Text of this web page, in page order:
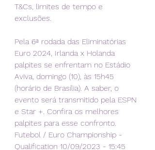
T&Cs, limites de tempo e
exclusões.
Pela 6ª rodada das Eliminatórias
Euro 2024, Irlanda x Holanda
palpites se enfrentam no Estádio
Aviva, domingo (10), às 15h45
(horário de Brasília). A saber, o
evento será transmitido pela ESPN
e Star +. Confira os melhores
palpites para esse confronto.
Futebol / Euro Championship -
Qualification 10/09/2023 - 15:45